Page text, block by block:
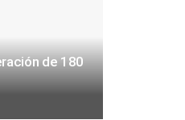
de 180